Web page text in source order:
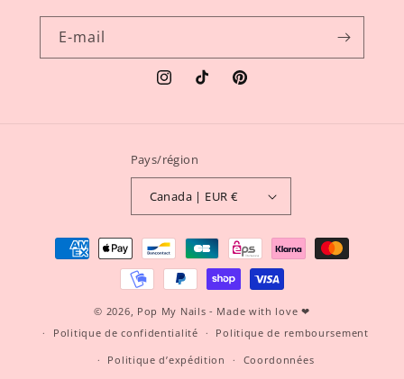
E-mail
InstagramTikTok Pinterest
Pays/région
Canada | EUR €
Moyens
© 2026, Pop My Nails - Made with love ❤
Politique de confidentialité
Politique de remboursement
Politique d’expédition
Coordonnées